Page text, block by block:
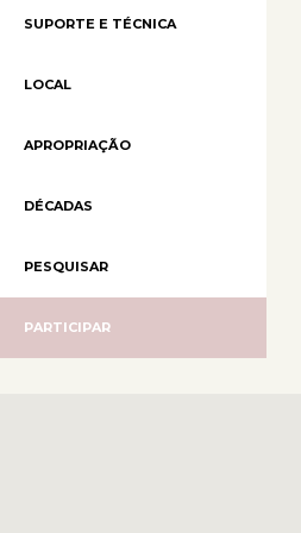
SUPORTE E TÉCNICA
LOCAL
APROPRIAÇÃO
DÉCADAS
PESQUISAR
PARTICIPAR